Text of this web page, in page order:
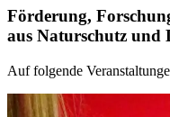
Förderung,
aus Naturschutz und
Auf folgende